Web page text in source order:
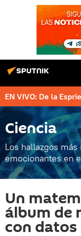
EN VIVO: De la
Ciencia
Los hallazgos
emocionantes en
Un
álbum de
con